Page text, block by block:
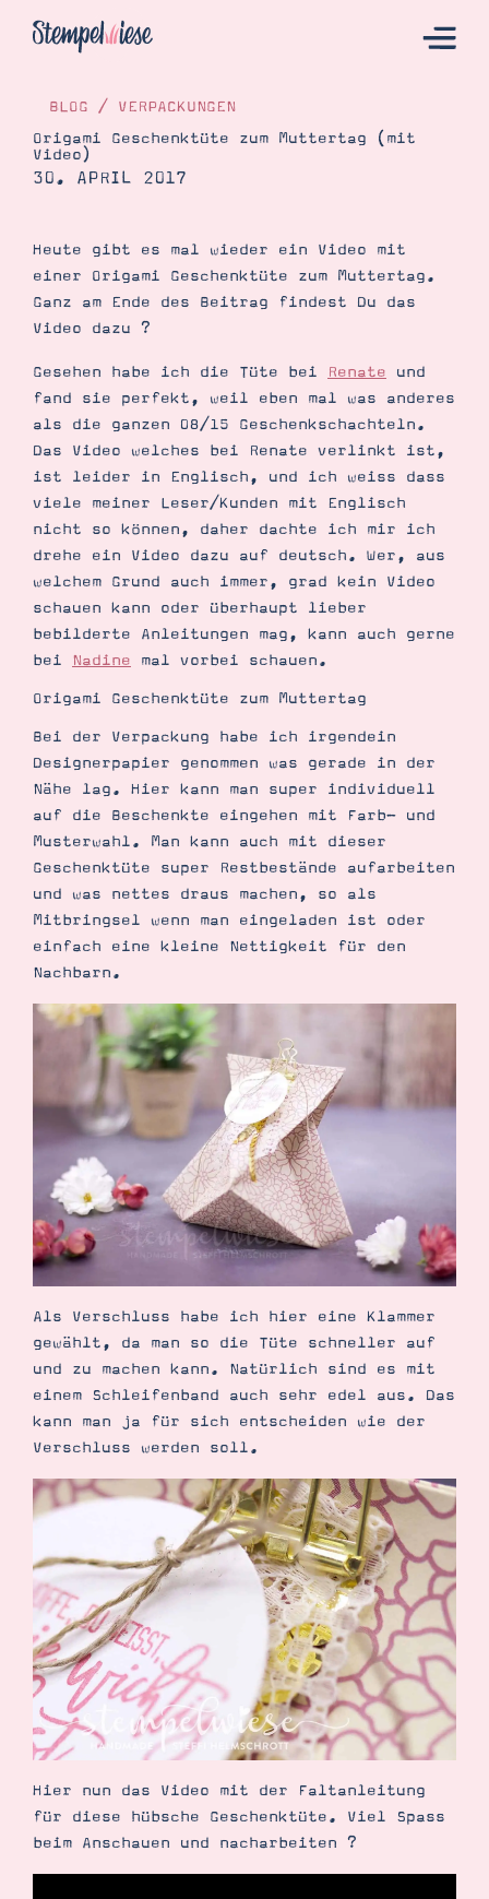
Hier Starten
Bestellen
Kontakt
Angebote
Demonstrator werden
Blog
Produkte erklärt
Über mich
Über Stampin’ Up!
Tipps & Tricks
Ordnungstipps
Impressum Datenschutz
BLOG / VERPACKUNGEN
Origami Geschenktüte zum Muttertag (mit
Video)
30. APRIL 2017
Heute gibt es mal wieder ein Video mit
einer Origami Geschenktüte zum Muttertag.
Ganz am Ende des Beitrag findest Du das
Video dazu ?
Gesehen habe ich die Tüte bei Renate und
fand sie perfekt, weil eben mal was anderes
als die ganzen 08/15 Geschenkschachteln.
Das Video welches bei Renate verlinkt ist,
ist leider in Englisch, und ich weiss dass
viele meiner Leser/Kunden mit Englisch
nicht so können, daher dachte ich mir ich
drehe ein Video dazu auf deutsch. Wer, aus
welchem Grund auch immer, grad kein Video
schauen kann oder überhaupt lieber
bebilderte Anleitungen mag, kann auch gerne
bei Nadine mal vorbei schauen.
Origami Geschenktüte zum Muttertag
Bei der Verpackung habe ich irgendein
Designerpapier genommen was gerade in der
Nähe lag. Hier kann man super individuell
auf die Beschenkte eingehen mit Farb- und
Musterwahl. Man kann auch mit dieser
Geschenktüte super Restbestände aufarbeiten
und was nettes draus machen, so als
Mitbringsel wenn man eingeladen ist oder
einfach eine kleine Nettigkeit für den
Nachbarn.
Als Verschluss habe ich hier eine Klammer
gewählt, da man so die Tüte schneller auf
und zu machen kann. Natürlich sind es mit
einem Schleifenband auch sehr edel aus. Das
kann man ja für sich entscheiden wie der
Verschluss werden soll.
Hier nun das Video mit der Faltanleitung
für diese hübsche Geschenktüte. Viel Spass
beim Anschauen und nacharbeiten ?